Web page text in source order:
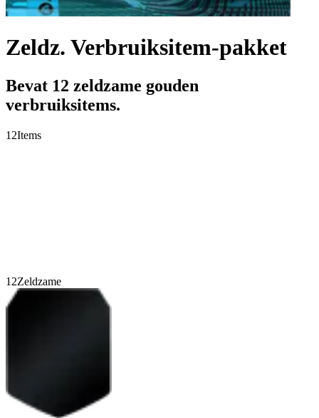
Zeldz. Verbruiksitem-pakket
Bevat 12 zeldzame gouden
verbruiksitems.
12Items
12Zeldzame